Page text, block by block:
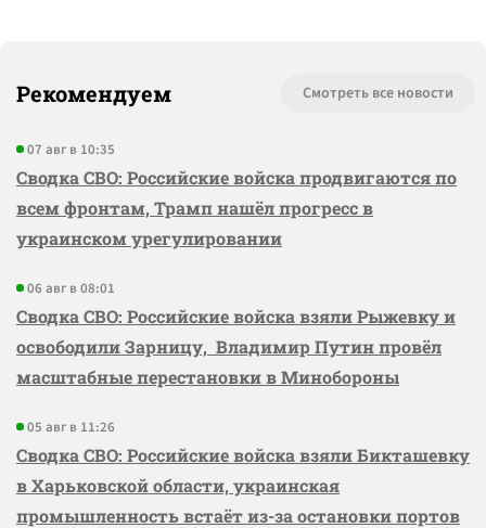
Рекомендуем Смотреть все новости
07 авг в 10:35
Сводка СВО: Российские войска продвигаются по
всем фронтам, Трамп нашёл прогресс в
украинском урегулировании
06 авг в 08:01
Сводка СВО: Российские войска взяли Рыжевку и
освободили Зарницу, Владимир Путин провёл
масштабные перестановки в Минобороны
05 авг в 11:26
Сводка СВО: Российские войска взяли Бикташевку
в Харьковской области, украинская
промышленность встаёт из-за остановки портов